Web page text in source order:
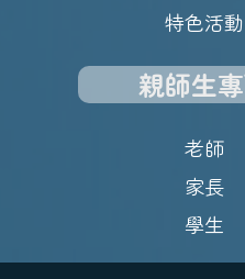
特色活動
親師生
老師
家長
學生